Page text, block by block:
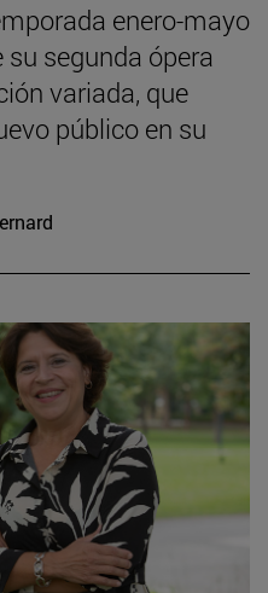
enero-mayo
segunda ópera
variada, que
público en su